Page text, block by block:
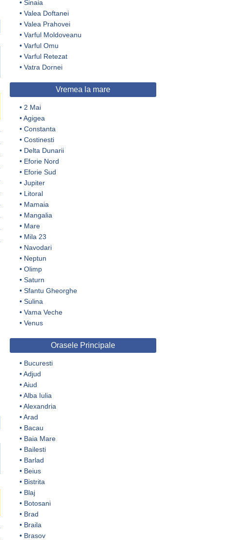
• Sinaia
• Valea Doftanei
• Valea Prahovei
• Varful Moldoveanu
• Varful Omu
• Varful Retezat
• Vatra Dornei
Vremea la mare
• 2 Mai
•Agigea
• Constanta
• Costinesti
• Delta Dunarii
• Eforie Nord
• Eforie Sud
• Jupiter
• Litoral
• Mamaia
• Mangalia
• Mare
• Mila 23
• Navodari
• Neptun
• Olimp
• Saturn
• Sfantu Gheorghe
• Sulina
• Vama Veche
• Venus
Orasele Principale
• Bucuresti
•Adjud
•Aiud
•Alba Iulia
•Alexandria
•Arad
• Bacau
• Baia Mare
• Bailesti
• Barlad
• Beius
• Bistrita
• Blaj
• Botosani
• Brad
• Braila
• Brasov